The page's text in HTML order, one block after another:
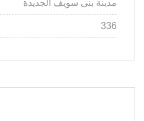
مدينة بنى سويف الجديدة
336